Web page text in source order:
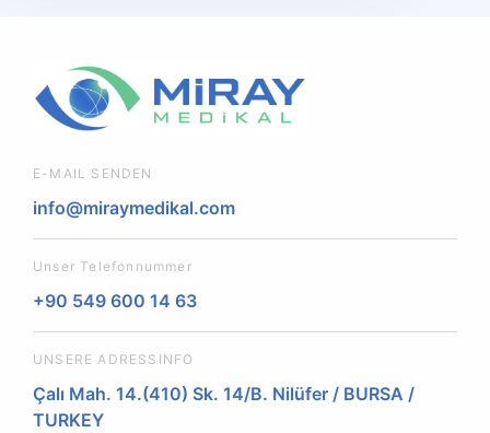
E-MAIL SENDEN
info@miraymedikal.com
Unser Telefonnummer
+90 549 600 14 63
UNSERE ADRESSINFO
Çalı Mah. 14.(410) Sk. 14/B. Nilüfer / BURSA /
TURKEY